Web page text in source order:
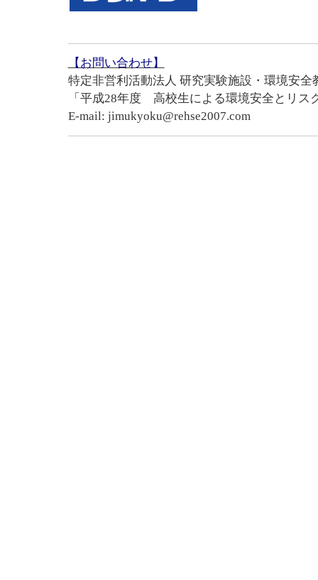
【お問い合わせ】
特定非営利活動法人 研究実験施設・環境安全
「平成28年度 高校生による環境安全とリス
E-mail: jimukyoku@rehse2007.com